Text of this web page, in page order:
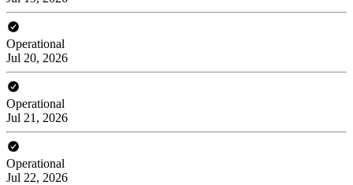
Operational
Jul 20, 2026
Operational
Jul 21, 2026
Operational
Jul 22, 2026